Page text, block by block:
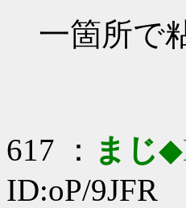
一箇所で
617 ： まじ
ID:oP/9JFR